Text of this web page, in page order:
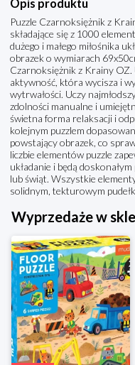
Opis produktu
Puzzle Czarnoksiężnik z
składające się z 1000
dużego i małego miłośnika
obrazek o wymiarach
Czarnoksiężnik z Krainy OZ.
aktywność, która wycisza i
wytrwałości. Uczy
zdolności manualne i
świetna forma relaksacji i
kolejnym puzzlem
powstający obrazek, co
liczbie elementów puzzle
układanie i będą
lub świąt. Wszystkie
solidnym, tekturowym
Wyprzedaże w